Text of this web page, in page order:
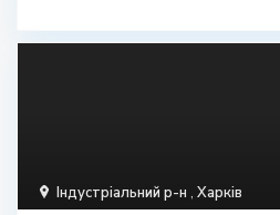
Індустріальний р-н , Харків